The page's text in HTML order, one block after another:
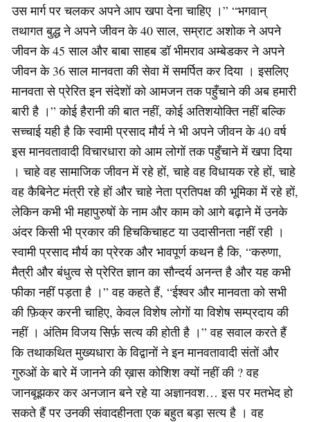
उस मार्ग पर चलकर अपने आप खपा देना चाहिए ।” “भगवान्
तथागत बुद्ध ने अपने जीवन के 40 साल, सम्राट अशोक ने अपने
जीवन के 45 साल और बाबा साहब डॉ भीमराव अम्बेडकर ने अपने
जीवन के 36 साल मानवता की सेवा में समर्पित कर दिया । इसलिए
मानवता से प्रेरित इन संदेशों को आमजन तक पहुँचाने की अब हमारी
बारी है ।” कोई हैरानी की बात नहीं, कोई अतिशयोक्ति नहीं बल्कि
सच्चाई यही है कि स्वामी प्रसाद मौर्य ने भी अपने जीवन के 40 वर्ष
इस मानवतावादी विचारधारा को आम लोगों तक पहुँचाने में खपा दिया
। चाहे वह सामाजिक जीवन में रहे हों, चाहे वह विधायक रहे हों, चाहे
वह कैबिनेट मंत्री रहे हों और चाहे नेता प्रतिपक्ष की भूमिका में रहे हों,
लेकिन कभी भी महापुरुषों के नाम और काम को आगे बढ़ाने में उनके
अंदर किसी भी प्रकार की हिचकिचाहट या उदासीनता नहीं रही ।
स्वामी प्रसाद मौर्य का प्रेरक और भावपूर्ण कथन है कि, “करुणा,
मैत्री और बंधुत्व से प्रेरित ज्ञान का सौन्दर्य अनन्त है और यह कभी
फीका नहीं पड़ता है ।” वह कहते हैं, “ईश्वर और मानवता को सभी
की फ़िक्र करनी चाहिए, केवल विशेष लोगों या विशेष सम्प्रदाय की
नहीं । अंतिम विजय सिर्फ़ सत्य की होती है ।” वह सवाल करते हैं
कि तथाकथित मुख्यधारा के विद्वानों ने इन मानवतावादी संतों और
गुरुओं के बारे में जानने की ख़ास कोशिश क्यों नहीं की ? वह
जानबूझकर कर अनजान बने रहे या अज्ञानवश… इस पर मतभेद हो
सकते हैं पर उनकी संवादहीनता एक बहुत बड़ा सत्य है । वह